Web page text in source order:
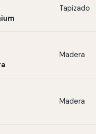
Tapizado
Madera
Madera